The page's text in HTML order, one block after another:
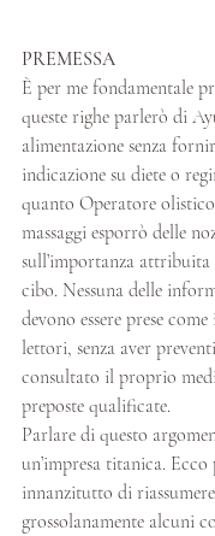
PREMESSA
È per me fondamentale
queste righe parlerò di
alimentazione senza
indicazione su diete o
quanto Operatore
massaggi esporrò delle
sull’importanza attribuita
cibo. Nessuna delle
devono essere prese
lettori, senza aver
consultato il proprio
preposte qualificate.
Parlare di questo
un’impresa titanica. Ecco
innanzitutto di
grossolanamente alcuni